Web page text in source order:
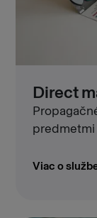
Direct
predmetmi
Viac o